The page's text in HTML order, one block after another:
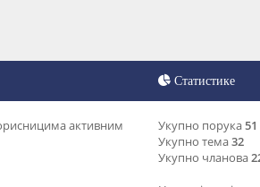
активним
Статистике
Укупно порука51
Укупно тема32
Укупно чланова